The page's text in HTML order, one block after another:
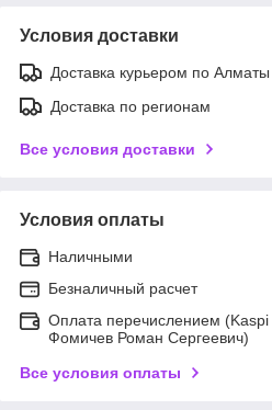
Условия доставки
Доставка курьером по Алматы
Доставка по регионам
Все условия доставки
Условия оплаты
Наличными
Безналичный расчет
Оплата перечислением
Фомичев Роман Сергеевич)
Все условия оплаты